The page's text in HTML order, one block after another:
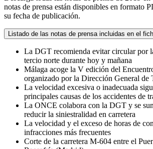
notas de prensa están disponibles en formato
su fecha de publicación.
Listado de las notas de prensa incluidas en el
La DGT recomienda evitar circular por
tercio norte durante hoy y mañana
Málaga acoge la V edición del
organizado por la Dirección General de
La velocidad excesiva o inadecuada
principales causas de los accidentes de
La ONCE colabora con la DGT y se
reducir la siniestralidad en carretera
La velocidad y el exceso de horas de
infracciones más frecuentes
Corte de la carretera M-604 entre el